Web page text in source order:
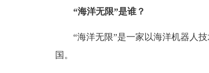
“海洋无限”是谁？
“海洋无限”是一家以海洋机器人技
国。